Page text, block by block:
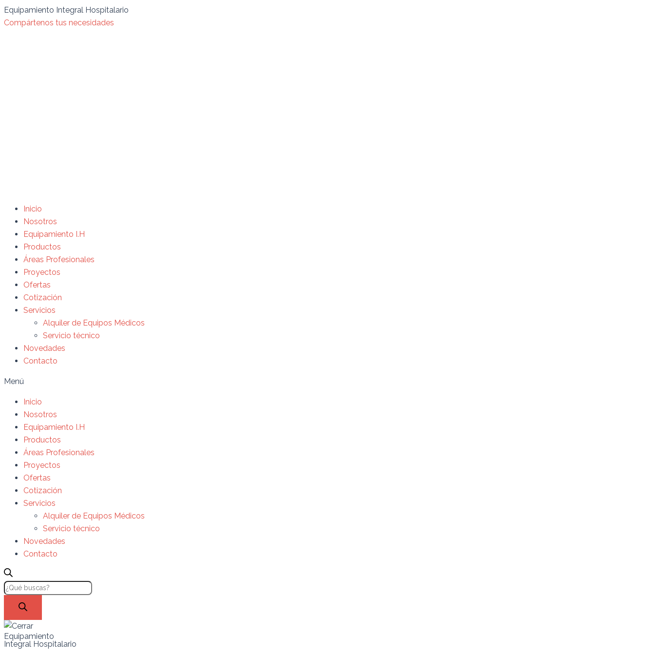
Ir
al
Equipamiento Integral Hospitalario
Compártenos tus necesidades
Inicio
Nosotros
Equipamiento I.H
Productos
Áreas Profesionales
Proyectos
Ofertas
Cotización
Servicios
Alquiler de Equipos Médicos
Servicio técnico
Novedades
Contacto
Menú
Inicio
Nosotros
Equipamiento I.H
Productos
Áreas Profesionales
Proyectos
Ofertas
Cotización
Servicios
Alquiler de Equipos Médicos
Servicio técnico
Novedades
Contacto
Búsqueda
de
Equipamiento
Integral Hospitalario
Search
for: